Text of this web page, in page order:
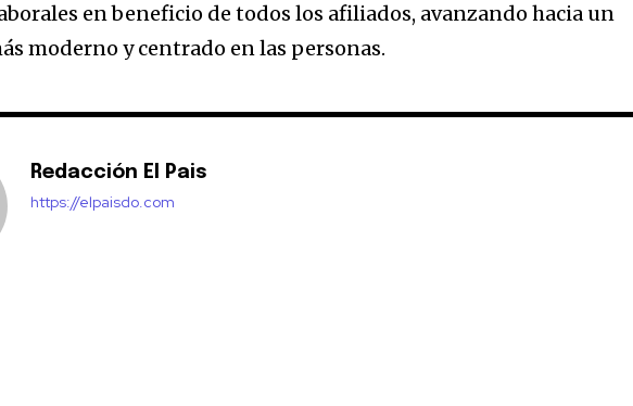
en beneficio de todos los afiliados, avanzando hacia un
moderno y centrado en las personas.
Redacción El Pais
https://elpaisdo.com